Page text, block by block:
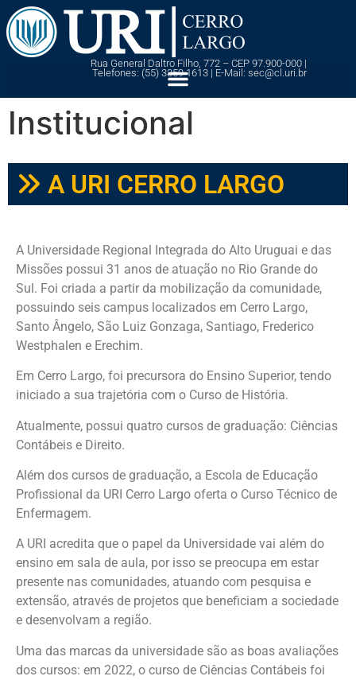
Rua General Daltro Filho, 772 – CEP 97.900-000 |
Telefones: (55) 3359 1613 | E-Mail: sec@cl.uri.br
Institucional
A URI CERRO LARGO
A Universidade Regional Integrada do Alto Uruguai e das
Missões possui 31 anos de atuação no Rio Grande do
Sul. Foi criada a partir da mobilização da comunidade,
possuindo seis campus localizados em Cerro Largo,
Santo Ângelo, São Luiz Gonzaga, Santiago, Frederico
Westphalen e Erechim.
Em Cerro Largo, foi precursora do Ensino Superior, tendo
iniciado a sua trajetória com o Curso de História.
Atualmente, possui quatro cursos de graduação: Ciências
Contábeis e Direito.
Além dos cursos de graduação, a Escola de Educação
Profissional da URI Cerro Largo oferta o Curso Técnico de
Enfermagem.
A URI acredita que o papel da Universidade vai além do
ensino em sala de aula, por isso se preocupa em estar
presente nas comunidades, atuando com pesquisa e
extensão, através de projetos que beneficiam a sociedade
e desenvolvam a região.
Uma das marcas da universidade são as boas avaliações
dos cursos: em 2022, o curso de Ciências Contábeis foi